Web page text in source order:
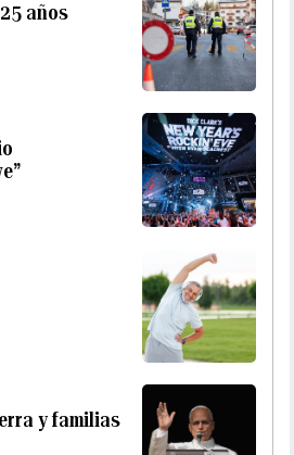
años
y familias